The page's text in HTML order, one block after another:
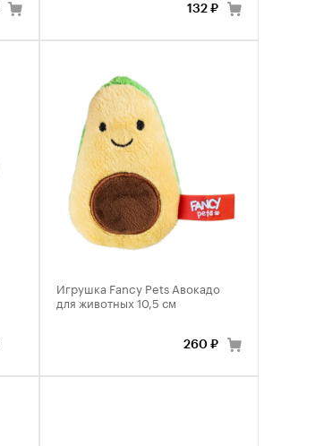
132 ₽
Игрушка Fancy Pets Авокадо
для животных 10,5 см
260 ₽